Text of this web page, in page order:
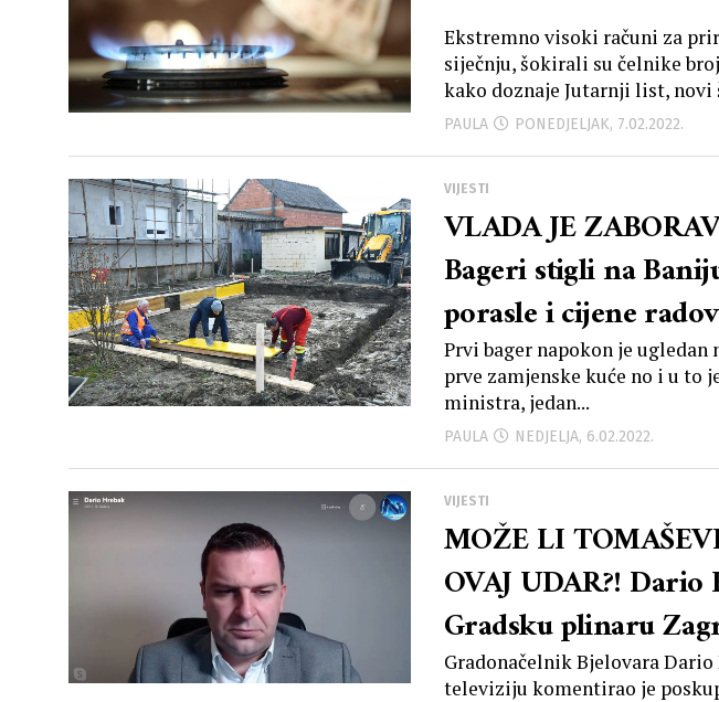
Ekstremno visoki računi za
siječnju, šokirali su čelnike
kako doznaje Jutarnji list, novi
PAULA PONEDJELJAK, 7.02.2022.
VIJESTI
VLADA JE
Bageri stigli na
porasle i cijene
Prvi bager napokon je ugledan
prve zamjenske kuće no i u to
ministra, jedan...
PAULA NEDJELJA, 6.02.2022.
VIJESTI
MOŽE LI
OVAJ UDAR?!
Gradsku plinaru
Gradonačelnik Bjelovara Dario
televiziju komentirao je